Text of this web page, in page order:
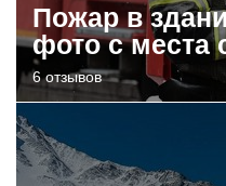
Пожар в
фото с места
6 отзывов